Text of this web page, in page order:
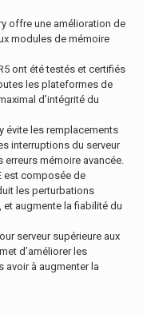
offre une amélioration de
modules de mémoire
ont été testés et certifiés
les plateformes de
d’intégrité du
évite les remplacements
interruptions du serveur
mémoire avancée.
est composée de
les perturbations
augmente la fiabilité du
serveur supérieure aux
d’améliorer les
avoir à augmenter la